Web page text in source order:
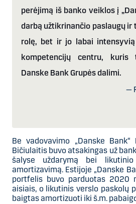
perėjimą iš banko veiklos į „
darbą užtikrinančio paslaugų ir
rolę, bet ir jo labai
kompetencijų centru, kuris
Danske Bank Grupės dalimi.
—
Be vadovavimo „Danske
Bičiulaitis buvo atsakingas už
šalyse uždarymą bei
amortizavimą. Estijoje „Danske
portfelis buvo parduotas 2020
aisiais, o likutinis verslo paskolų
baigtas amortizuoti iki š.m.